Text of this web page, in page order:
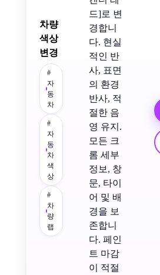
차량
색상
변경
#
자
동
차
#
자
동
차
색
상
#
차
량
랩
드]로 변
경합니
다. 현실
적인 반
사, 표면
의 환경
반사, 적
절한 음
영 유지.
모든 크
롬 세부
정보, 창
문, 타이
어 및 배
경을 보
존합니
다. 페인
트 마감
이 적절